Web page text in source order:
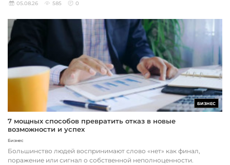
05.08.26 585 0
БИЗНЕС
7 мощных способов превратить отказ в новые
возможности и успех
Бизнес
Большинство людей воспринимают слово «нет» как финал,
поражение или сигнал о собственной неполноценности.